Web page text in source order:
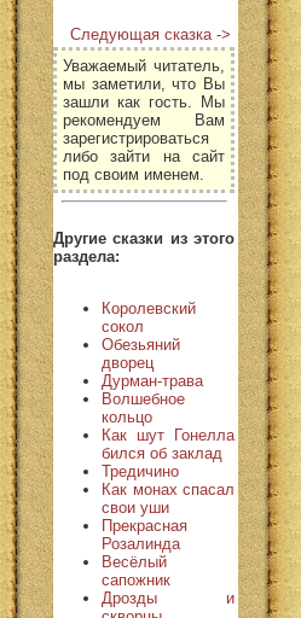
Следующая сказка ->
Уважаемый читатель,
мы заметили, что Вы
зашли как гость. Мы
рекомендуем Вам
зарегистрироваться
либо зайти на сайт
под своим именем.
Другие сказки из этого
раздела:
Королевский
сокол
Обезьяний
дворец
Дурман-трава
Волшебное
кольцо
Как шут Гонелла
бился об заклад
Тредичино
Как монах спасал
свои уши
Прекрасная
Розалинда
Весёлый
сапожник
Дрозды и